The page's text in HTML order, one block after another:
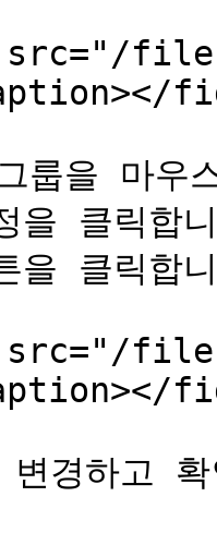
files/
룹을 마우
을 클릭합
을 클릭합
files/
경하고